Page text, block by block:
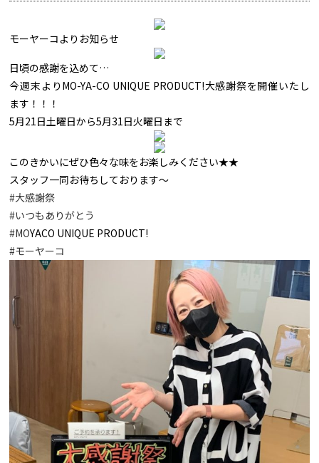
モーヤーコより お知らせ
日頃の感謝を込めて…
今週末よりMO-YA-CO UNIQUE PRODUCT!大感謝祭を開催いたし
ます！！！
5月21日土曜日から5月31日火曜日まで
このきかいにぜひ色々な味をお楽しみください★★
スタッフ一同お待ちしております～
#大感謝祭
#いつもありがとう
#MOYACO UNIQUE PRODUCT!
#モーヤーコ